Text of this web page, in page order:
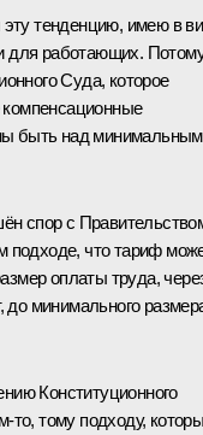
тенденцию, имею в
для работающих.
Суда, которое
компенсационные
быть над минимальным
спор с
подходе, что тариф
оплаты труда,
до минимального
Конституционного
тому подходу,